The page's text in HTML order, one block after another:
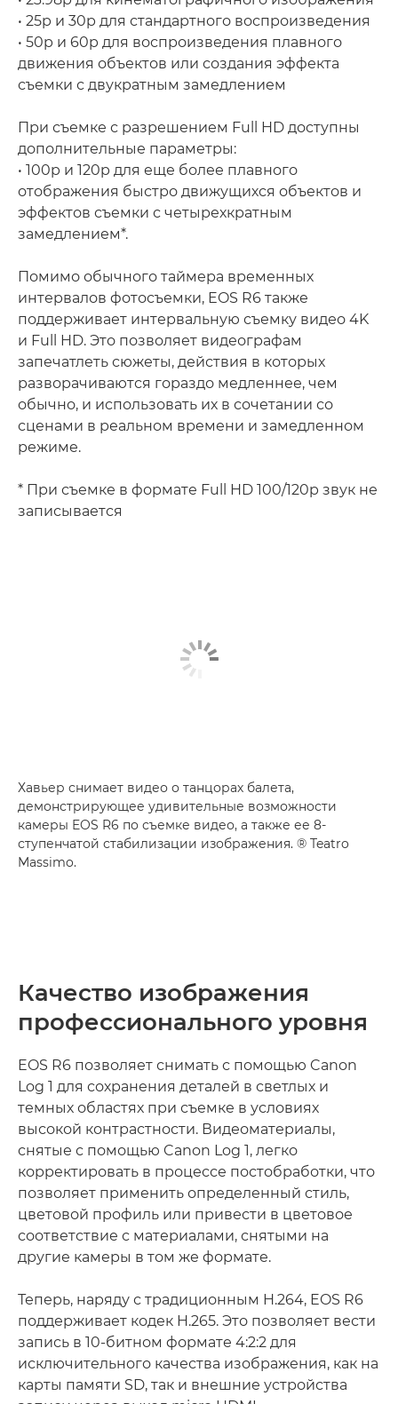
• 25p и 30p для стандартного воспроизведения
• 50p и 60p для воспроизведения плавного
движения объектов или создания эффекта
съемки с двукратным замедлением
При съемке с разрешением Full HD доступны
дополнительные параметры:
• 100p и 120p для еще более плавного
отображения быстро движущихся объектов и
эффектов съемки с четырехкратным
замедлением*.
Помимо обычного таймера временных
интервалов фотосъемки, EOS R6 также
поддерживает интервальную съемку видео 4K
и Full HD. Это позволяет видеографам
запечатлеть сюжеты, действия в которых
разворачиваются гораздо медленнее, чем
обычно, и использовать их в сочетании со
сценами в реальном времени и замедленном
режиме.
* При съемке в формате Full HD 100/120p звук не
записывается
Хавьер снимает видео о танцорах балета,
демонстрирующее удивительные возможности
камеры EOS R6 по съемке видео, а также ее 8-
ступенчатой стабилизации изображения. ® Teatro
Massimo.
Качество изображения
профессионального уровня
EOS R6 позволяет снимать с помощью Canon
Log 1 для сохранения деталей в светлых и
темных областях при съемке в условиях
высокой контрастности. Видеоматериалы,
снятые с помощью Canon Log 1, легко
корректировать в процессе постобработки, что
позволяет применить определенный стиль,
цветовой профиль или привести в цветовое
соответствие с материалами, снятыми на
другие камеры в том же формате.
Теперь, наряду с традиционным H.264, EOS R6
поддерживает кодек H.265. Это позволяет вести
запись в 10-битном формате 4:2:2 для
исключительного качества изображения, как на
карты памяти SD, так и внешние устройства